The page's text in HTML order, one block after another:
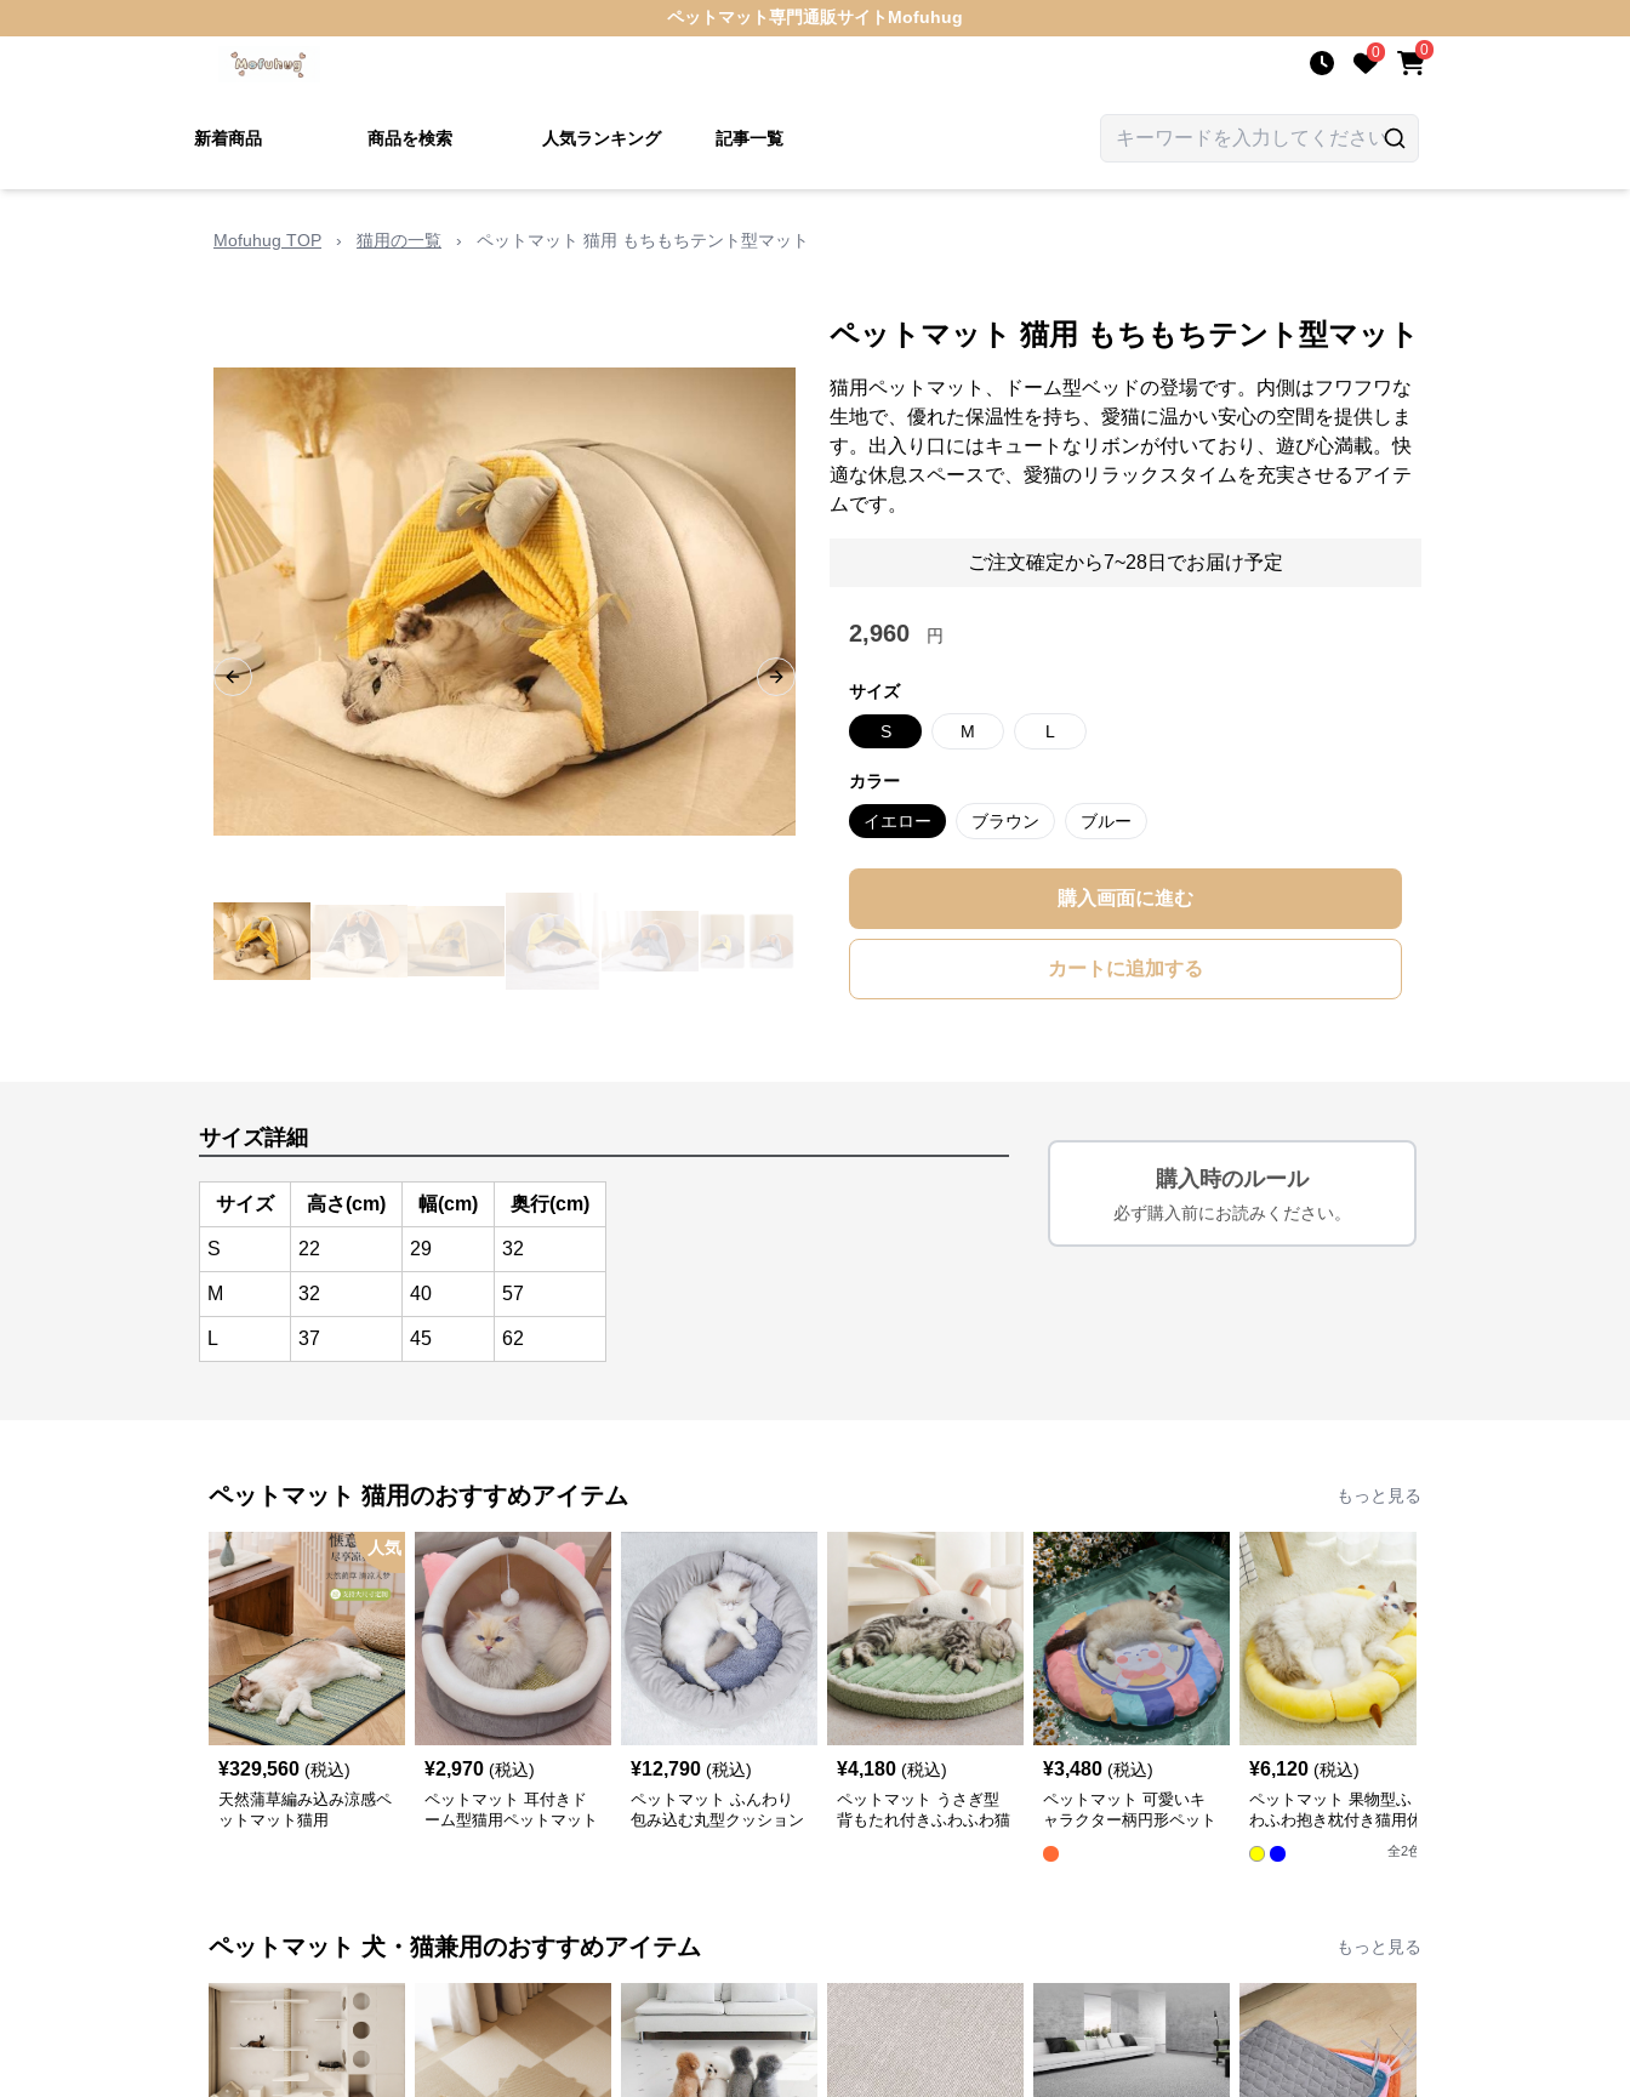
ペットマット専門通販サイト Mofuhug
0 0
新着商品 商品を検索 人気ランキング 記事一覧
Mofuhug TOP › 猫用の一覧 › ペットマット 猫用 もちもちテント型マット
Previous slide Next slide
ペットマット 猫用 もちもちテント型マット
猫用ペットマット、ドーム型ベッドの登場です。内側はフワフワな
生地で、優れた保温性を持ち、愛猫に温かい安心の空間を提供しま
す。出入り口にはキュートなリボンが付いており、遊び心満載。快
適な休息スペースで、愛猫のリラックスタイムを充実させるアイテ
ムです。
ご注文確定から7~28日でお届け予定
2,960 円
サイズ
S M L
カラー
イエロー ブラウン ブルー
購入画面に進む
カートに追加する
サイズ詳細
サイズ 高さ(cm) 幅(cm) 奥行(cm)
S 22 29 32
M 32 40 57
L 37 45 62
購入時のルール
必ず購入前にお読みください。
ペットマット 猫用のおすすめアイテム もっと見る
人気
¥329,560 (税込)
天然蒲草編み込み涼感ペ
ットマット猫用
¥2,970 (税込)
ペットマット 耳付きド
ーム型猫用ペットマット
¥12,790 (税込)
ペットマット ふんわり
包み込む丸型クッション
¥4,180 (税込)
ペットマット うさぎ型
背もたれ付きふわふわ猫
¥3,480 (税込)
ペットマット 可愛いキ
ャラクター柄円形ペット
¥6,120 (税込)
ペットマット 果物型ふ
わふわ抱き枕付き猫用休
全2色
ペットマット 犬・猫兼用のおすすめアイテム もっと見る